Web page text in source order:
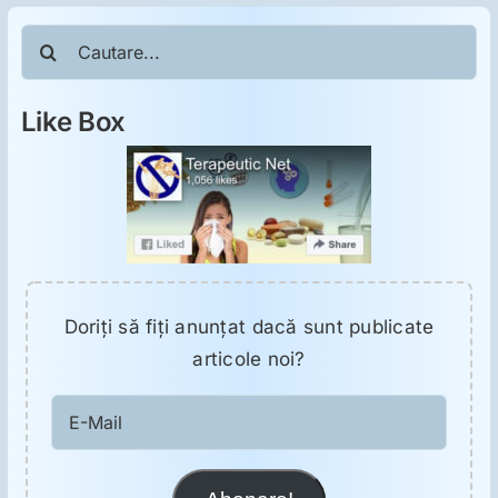
ORL
Oncologie
Toxicologie
Antipsihiatrie
Psihoterapie
Antropologie
Proză utilă
Cautare...
Like Box
Doriţi să fiţi anunţat dacă sunt publicate
articole noi?
Mail